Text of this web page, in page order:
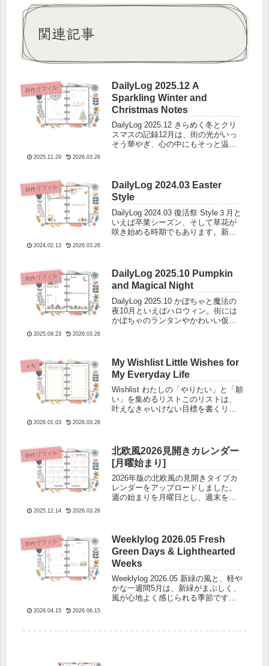
関連記事
自作リフィル
DailyLog 2025.12 A
Sparkling Winter and
Christmas Notes
DailyLog 2025.12 きらめく冬とクリ
スマスの記録12月は、街の光がいっ
そう華やぎ、心の中にもそっと温か
す。今月のリフィルは、クリス...
2025.11.29 2026.03.26
自作リフィル
DailyLog 2024.03 Easter
Style
DailyLog 2024.03 復活祭 Style３月と
いえば卒業シーズン、そして草花が
咲き始める時期でもあります。新し
来たり。笑顔あふれる毎...
2024.02.13 2026.03.26
自作リフィル
DailyLog 2025.10 Pumpkin
and Magical Night
DailyLog 2025.10 かぼちゃと魔法の
夜10月といえばハロウィン。街には
かぼちゃのランタンやかわいい仮装
スパイスの効いた楽しいデザイ...
2025.09.23 2026.03.26
メモ
My Wishlist Little Wishes for
My Everyday Life
Wishlist わたしの「やりたい」と「願
い」を集めるリストこのリストは、
叶えなきゃいけない目標を書くリフ
気軽に書き留めるためのページで
す。大き...
2026.01.03 2026.03.26
自作リフィル
北欧風2026見開きカレンダー
[月曜始まり]
2026年版の北欧風の見開きタイプカ
レンダーをアップロードしました。
週の始まりを月曜日とし、週末を見
す。新しい一年をスタートしましょ
う。印刷には少し...
2025.12.14 2026.03.26
自作リフィル
Weeklylog 2026.05 Fresh
Green Days & Lighthearted
Weeks
Weeklylog 2026.05 新緑の風と、軽や
かな一週間5月は、新緑がまぶしく、
風が心地よく感じられる季節です。
2026.04.15 2026.06.15